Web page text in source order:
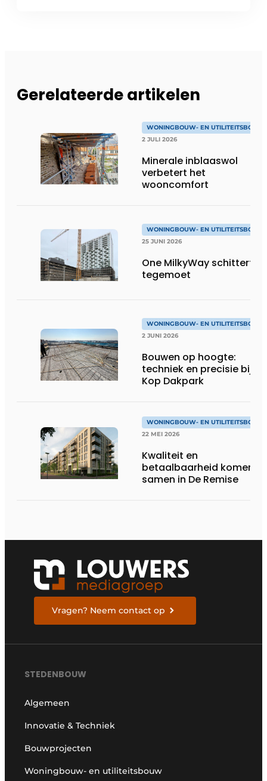
Gerelateerde artikelen
WONINGBOUW- EN UTILITEITSBOUW
2 JULI 2026
Minerale inblaaswol
verbetert het
wooncomfort
WONINGBOUW- EN UTILITEITSBOUW
25 JUNI 2026
One MilkyWay schittert je
tegemoet
WONINGBOUW- EN UTILITEITSBOUW
2 JUNI 2026
Bouwen op hoogte:
techniek en precisie bij
Kop Dakpark
WONINGBOUW- EN UTILITEITSBOUW
22 MEI 2026
Kwaliteit en
betaalbaarheid komen
samen in De Remise
Vragen? Neem contact op
STEDENBOUW
Algemeen
Innovatie & Techniek
Bouwprojecten
Woningbouw- en utiliteitsbouw